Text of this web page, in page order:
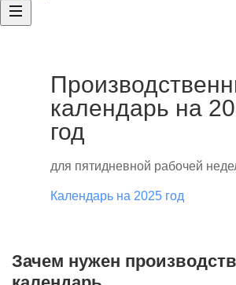
календарь на
год
для пятидневной рабочей
Календарь на 2025 год
Зачем нужен